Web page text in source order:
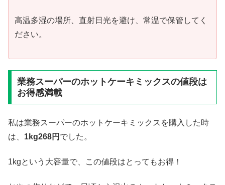
高温多湿の場所、直射日光を避け、常温で保管してく
ださい。
業務スーパーのホットケーキミックスの値段は
お得感満載
私は業務スーパーのホットケーキミックスを購入した時
は、 1kg268円 でした。
1kgという大容量で、この値段はとってもお得！